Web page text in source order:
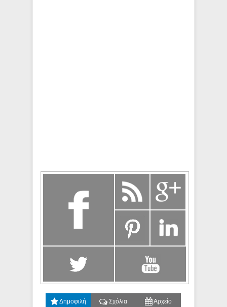
Δημοφιλή Σχόλια Αρχείο